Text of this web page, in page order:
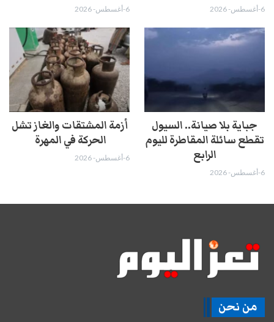
6-أغسطس- 2026 6-أغسطس- 2026
جباية بلا صيانة.. السيول
تقطع سائلة المقاطرة لليوم
الرابع
6-أغسطس- 2026
أزمة المشتقات والغاز تشل
الحركة في المهرة ​
6-أغسطس- 2026
من نحن